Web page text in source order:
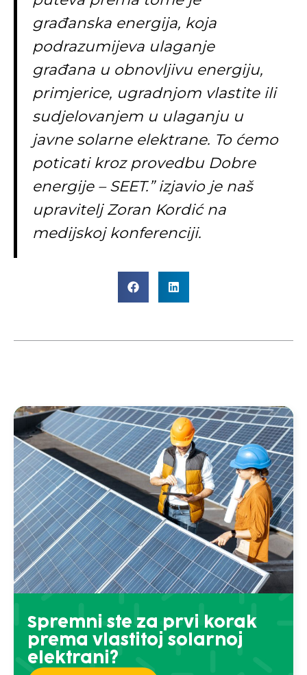
građanska energija, koja
podrazumijeva ulaganje
građana u obnovljivu energiju,
primjerice, ugradnjom vlastite ili
sudjelovanjem u ulaganju u
javne solarne elektrane. To ćemo
poticati kroz provedbu Dobre
energije – SEET.” izjavio je naš
upravitelj Zoran Kordić na
medijskoj konferenciji.
Spremni ste za prvi korak
prema vlastitoj solarnoj
elektrani?